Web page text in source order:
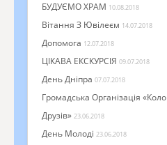
БУДУЄМО ХРАМ 10.08.2018
Вітання З Ювілеєм 14.07.2018
Допомога 12.07.2018
ЦІКАВА ЕКСКУРСІЯ 09.07.2018
День Дніпра 07.07.2018
Громадська Організація «Коло
Друзів» 23.06.2018
День Молоді 23.06.2018